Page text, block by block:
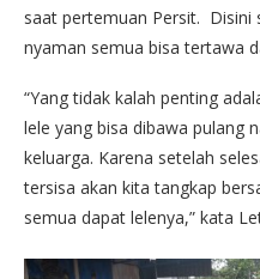
saat pertemuan Persit. Disini
nyaman semua bisa tertawa
“Yang tidak kalah penting
lele yang bisa dibawa pulang
keluarga. Karena setelah
tersisa akan kita tangkap
semua dapat lelenya,” kata